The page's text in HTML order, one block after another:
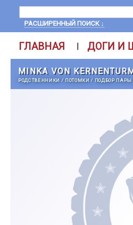
РАСШИРЕННЫЙ ПОИСК ↓
ГЛАВНАЯ | ДОГИ И
MINKA VON
РОДСТВЕННИКИ / ПОТОМКИ/ ПОДБОР ПАРЫ